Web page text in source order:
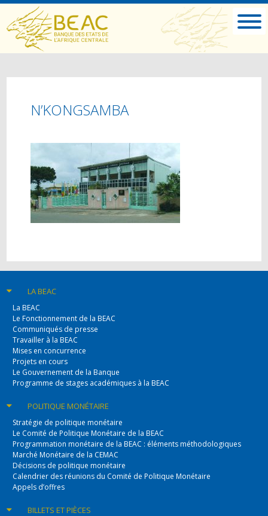
N’KONGSAMBA
LA BEAC
La BEAC
Le Fonctionnement de la BEAC
Communiqués de presse
Travailler à la BEAC
Mises en concurrence
Projets en cours
Le Gouvernement de la Banque
Programme de stages académiques à la BEAC
POLITIQUEMONÉTAIRE
Stratégie de politique monétaire
Le Comité de Politique Monétaire de la BEAC
Programmation monétaire de la BEAC : éléments méthodologiques
Marché Monétaire de la CEMAC
Décisions de politique monétaire
Calendrier des réunions du Comité de Politique Monétaire
Appels d’offres
BILLETSET PIÈCES